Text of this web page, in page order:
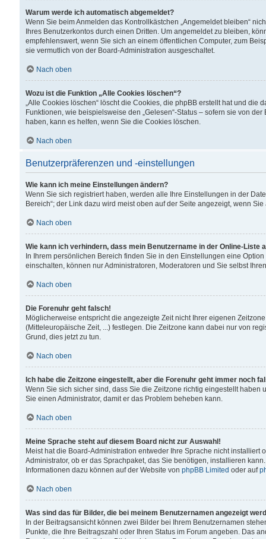
Warum werde ich automatisch abgemeldet?
Wenn Sie beim Anmelden das Kontrollkästchen „Angemeldet bleiben“
Ihres Benutzerkontos durch einen Dritten. Um angemeldet zu bleiben,
empfehlenswert, wenn Sie sich an einem öffentlichen Computer, zum
sie vermutlich von der Board-Administration ausgeschaltet.
Nach oben
Wozu ist die Funktion „Alle Cookies löschen“?
„Alle Cookies löschen“ löscht die Cookies, die phpBB erstellt hat und
Funktionen, wie beispielsweise den „Gelesen“-Status – sofern sie von
haben, kann es helfen, wenn Sie die Cookies löschen.
Nach oben
Benutzerpräferenzen und -einstellungen
Wie kann ich meine Einstellungen ändern?
Wenn Sie sich registriert haben, werden alle Ihre Einstellungen in der
Bereich“; der Link dazu wird meist oben auf der Seite angezeigt, wenn
Nach oben
Wie kann ich verhindern, dass mein Benutzername in der Online-Liste
In Ihrem persönlichen Bereich finden Sie in den Einstellungen eine
einschalten, können nur Administratoren, Moderatoren und Sie selbst
Nach oben
Die Forenuhr geht falsch!
Möglicherweise entspricht die angezeigte Zeit nicht Ihrer eigenen
(Mitteleuropäische Zeit, ...) festlegen. Die Zeitzone kann dabei nur von
Grund, dies jetzt zu tun.
Nach oben
Ich habe die Zeitzone eingestellt, aber die Forenuhr geht immer noch
Wenn Sie sich sicher sind, dass Sie die Zeitzone richtig eingestellt
Sie einen Administrator, damit er das Problem beheben kann.
Nach oben
Meine Sprache steht auf diesem Board nicht zur Auswahl!
Meist hat die Board-Administration entweder Ihre Sprache nicht
Administrator, ob er das Sprachpaket, das Sie benötigen, installieren
Informationen dazu können auf der Website von phpBB Limited oder auf
Nach oben
Was sind das für Bilder, die bei meinem Benutzernamen angezeigt
In der Beitragsansicht können zwei Bilder bei Ihrem Benutzernamen
Punkte, die Ihre Beitragszahl oder Ihren Status im Forum angeben. Das